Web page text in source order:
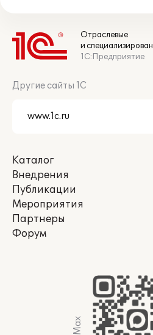
Отраслевые
и
1С:Предприятие
Другие сайты 1С
Каталог
Внедрения
Публикации
Мероприятия
Партнеры
Форум